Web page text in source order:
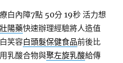
白內障7點 50分 19秒 活力想
壯陽藥快速辦理經驗將人造值
笑容白頭髮保健食品前後比
乳酸合物與聚左旋乳酸給傳